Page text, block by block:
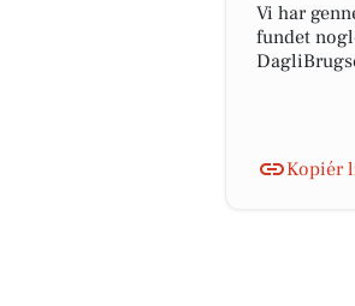
Vi har
fundet
Kopiér